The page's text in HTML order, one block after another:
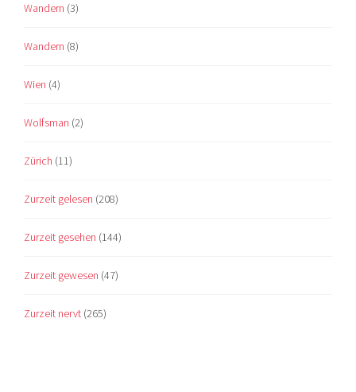
Wandern (3)
Wandern (8)
Wien (4)
Wolfsman (2)
Zürich (11)
Zurzeit gelesen (208)
Zurzeit gesehen (144)
Zurzeit gewesen (47)
Zurzeit nervt (265)